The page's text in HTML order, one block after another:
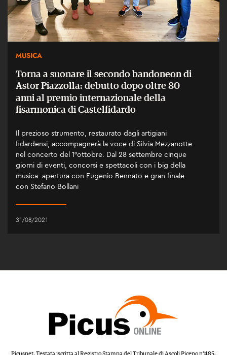
MUSICA
Torna a suonare il secondo bandoneon di
Astor Piazzolla: debutto dopo oltre 80
anni al premio internazionale della
fisarmonica di Castelfidardo
Il prezioso strumento, restaurato dagli artigiani
fidardensi, accompagnerà la voce di Silvia Mezzanotte
nel concerto del 1°ottobre. Dal 28 settembre cinque
giorni di eventi, concorsi e spettacoli con i big della
musica: apertura con Eugenio Bennato e gran finale
con Stefano Bollani
31/08/2021